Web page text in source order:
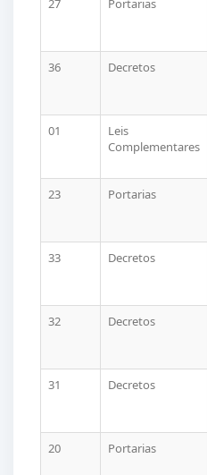
27
Portarias
36
Decretos
01
Leis
Complementares
23
Portarias
33
Decretos
32
Decretos
31
Decretos
20
Portarias